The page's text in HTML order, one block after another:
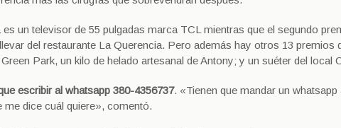
un televisor de 55 pulgadas marca TCL mientras que el segundo
del restaurante La Querencia. Pero además hay otros 13 premios
Park, un kilo de helado artesanal de Antony; y un suéter del local
escribir al whatsapp 380-4356737. «Tienen que mandar un
dice cuál quiere», comentó.